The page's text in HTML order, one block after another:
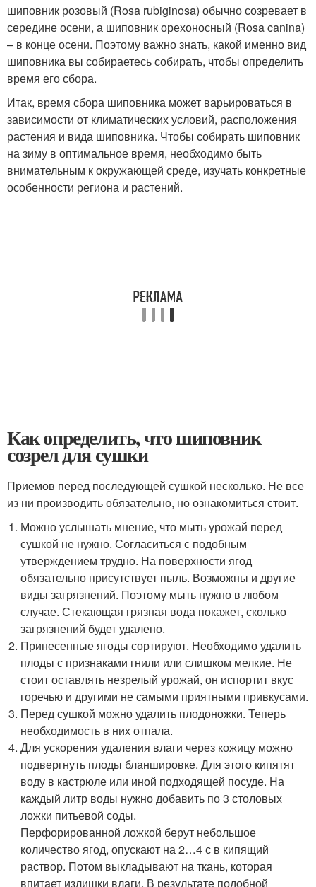
шиповник розовый (Rosa rubiginosa) обычно созревает в
середине осени, а шиповник орехоносный (Rosa canina)
– в конце осени. Поэтому важно знать, какой именно вид
шиповника вы собираетесь собирать, чтобы определить
время его сбора.
Итак, время сбора шиповника может варьироваться в
зависимости от климатических условий, расположения
растения и вида шиповника. Чтобы собирать шиповник
на зиму в оптимальное время, необходимо быть
внимательным к окружающей среде, изучать конкретные
особенности региона и растений.
Как определить, что шиповник
созрел для сушки
Приемов перед последующей сушкой несколько. Не все
из ни производить обязательно, но ознакомиться стоит.
Можно услышать мнение, что мыть урожай перед
сушкой не нужно. Согласиться с подобным
утверждением трудно. На поверхности ягод
обязательно присутствует пыль. Возможны и другие
виды загрязнений. Поэтому мыть нужно в любом
случае. Стекающая грязная вода покажет, сколько
загрязнений будет удалено.
Принесенные ягоды сортируют. Необходимо удалить
плоды с признаками гнили или слишком мелкие. Не
стоит оставлять незрелый урожай, он испортит вкус
горечью и другими не самыми приятными привкусами.
Перед сушкой можно удалить плодоножки. Теперь
необходимость в них отпала.
Для ускорения удаления влаги через кожицу можно
подвергнуть плоды бланшировке. Для этого кипятят
воду в кастрюле или иной подходящей посуде. На
каждый литр воды нужно добавить по 3 столовых
ложки питьевой соды.
Перфорированной ложкой берут небольшое
количество ягод, опускают на 2…4 с в кипящий
раствор. Потом выкладывают на ткань, которая
впитает излишки влаги. В результате подобной